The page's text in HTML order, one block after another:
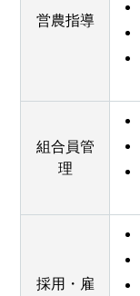
営農指導
組合員管
理
採用・雇